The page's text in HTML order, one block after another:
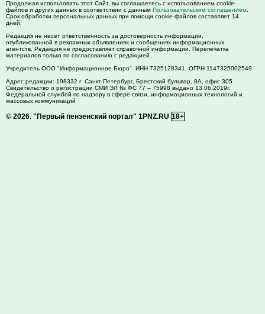
Продолжая использовать этот Сайт, вы соглашаетесь с использованием cookie-
файлов и других данных в соответствии с данным Пользовательским соглашением
Срок обработки персональных данных при помощи cookie-файлов составляет 14
дней.
Редакция не несет ответственность за достоверность информации,
опубликованной в рекламных объявлениях и сообщениях информационных
агентств. Редакция не предоставляет справочной информации. Перепечатка
материалов только по согласованию с редакцией.
Учредитель ООО "Информационное Бюро". ИНН 7325128341, ОГРН 1147325002549
Адрес редакции: 198332 г. Санкт-Петербург, Брестский бульвар, 8А, офис 305
Свидетельство о регистрации СМИ ЭЛ № ФС 77 – 75998 выдано 13.06.2019г.
Федеральной службой по надзору в сфере связи, информационных технологий и
массовых коммуникаций
© 2026. "Первый пензенский портал" 1PNZ.RU 18+